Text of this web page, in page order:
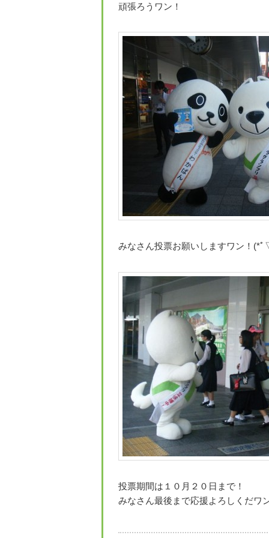
頑張ろうワン！
みなさん投票お願いしますワン！(*
投票期間は１０月２０日まで！
みなさん最後まで応援よろしくだワ